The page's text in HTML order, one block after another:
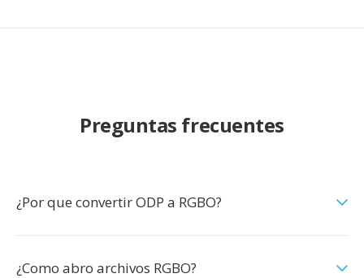
Preguntas frecuentes
¿Por que convertir ODP a RGBO?
¿Como abro archivos RGBO?